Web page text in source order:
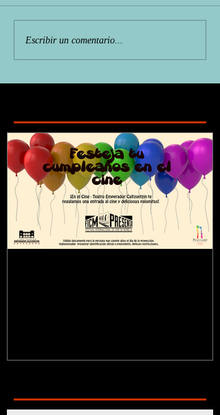
Escribir un comentario...